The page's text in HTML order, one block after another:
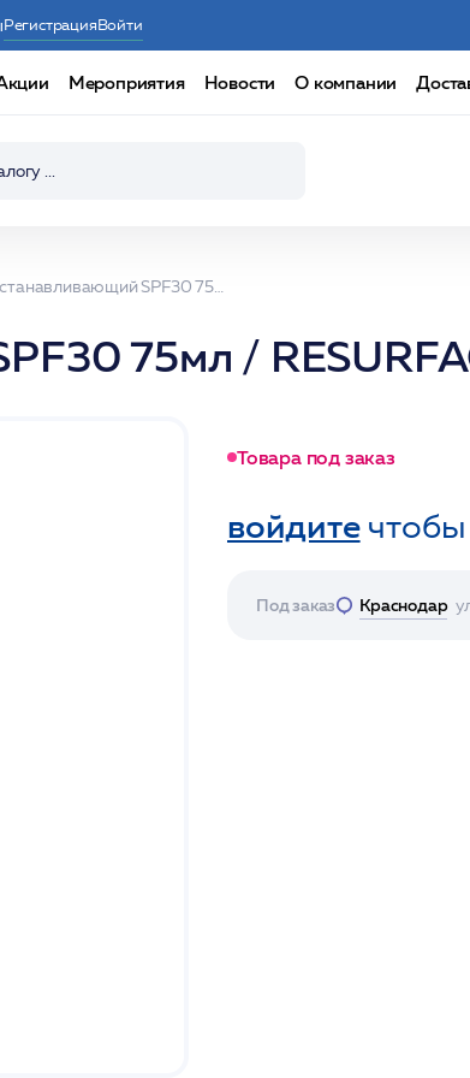
РегистрацияВойти
Мероприятия Новости О компании
Крем восстанавливающий SPF30 75мл / RESURFACE2/DdP
75мл /
Товара под заказ
войдитечтобы
Под заказ Краснодар